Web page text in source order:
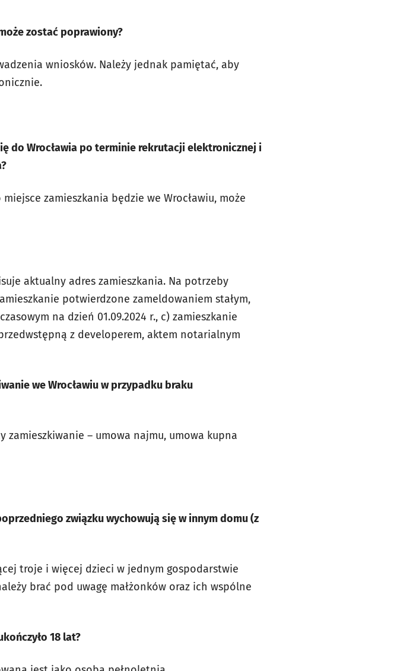
zostać poprawiony?
wniosków. Należy jednak pamiętać, aby
do Wrocławia po terminie rekrutacji elektronicznej i
zamieszkania będzie we Wrocławiu, może
aktualny adres zamieszkania. Na potrzeby
potwierdzone zameldowaniem stałym,
na dzień 01.09.2024 r., c) zamieszkanie
z developerem, aktem notarialnym
we Wrocławiu w przypadku braku
– umowa najmu, umowa kupna
związku wychowują się w innym domu (z
troje i więcej dzieci w jednym gospodarstwie
brać pod uwagę małżonków oraz ich wspólne
18 lat?